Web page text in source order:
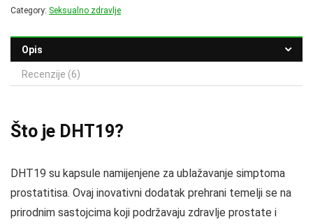
Category: Seksualno zdravlje
Opis
Recenzije (6)
Što je DHT19?
DHT19 su kapsule namijenjene za ublažavanje simptoma
prostatitisa. Ovaj inovativni dodatak prehrani temelji se na
prirodnim sastojcima koji podržavaju zdravlje prostate i